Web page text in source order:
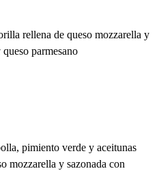
rellena de queso mozzarella y
parmesano
pimiento verde y aceitunas
mozzarella y sazonada con